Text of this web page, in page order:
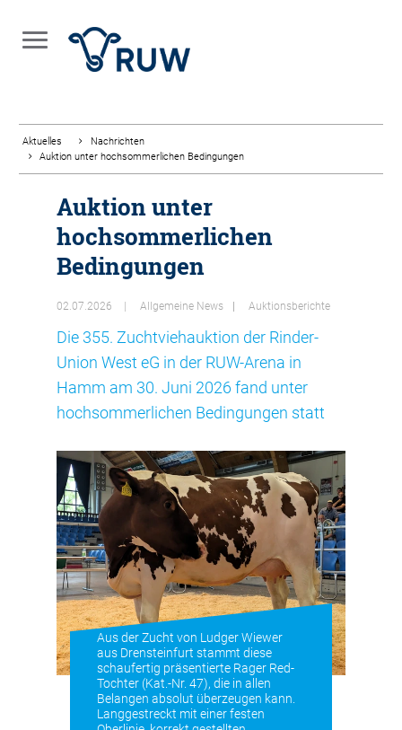
Aktuelles
Nachrichten
Auktion unter hochsommerlichen Bedingungen
Auktion unter
hochsommerlichen
Bedingungen
02.07.2026 Allgemeine News Auktionsberichte
Die 355. Zuchtviehauktion der Rinder-
Union West eG in der RUW-Arena in
Hamm am 30. Juni 2026 fand unter
hochsommerlichen Bedingungen statt
Aus der Zucht von Ludger Wiewer
aus Drensteinfurt stammt diese
schaufertig präsentierte Rager Red-
Tochter (Kat.-Nr. 47), die in allen
Belangen absolut überzeugen kann.
Langgestreckt mit einer festen